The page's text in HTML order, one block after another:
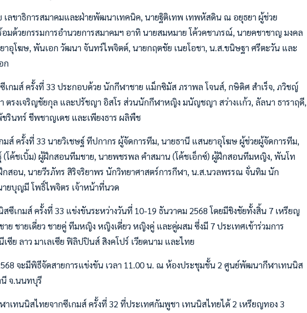
ลขาธิการสมาคมและฝ่ายพัฒนาเทคนิค, นายฐิติเทพ เทพหัสดิน ณ อยุธยา ผู้ช่วย
อมด้วยกรรมการอำนวยการสมาคมฯ อาทิ นายสมหมาย โค้วคชาภรณ์, นายคชาชาญ มงคล
าอุโฆษ, พันเอก วัฒนา จันทร์ไพจิตต์, นายกฤตชัย เนยโอชา, น.ส.ขนิษฐา ศรีตะวัน และ
ก
กมส์ ครั้งที่ 33 ประกอบด้วย นักกีฬาชาย แม็กซิมัส ภราพล โจนส์, กษิดิศ สำเร็จ, ภวิชญ์
ตรงเจริญชัยกุล และปรัชญา อิสโร ส่วนนักกีฬาหญิง มนัญชญา สว่างเเก้ว, ลัลนา ธาราฤดี,
รินทร์ ชีพชาญเดช และเพียงธาร ผลิพืช
ส์ ครั้งที่ 33 นายวิเชษฐ์ ทีปกากร ผู้จัดการทีม, นายธานี แสนยาอุโฆษ ผู้ช่วยผู้จัดการทีม,
(โค้ชเบิ้ม) ผู้ฝึกสอนทีมชาย, นายพชรพล คำสมาน (โค้ชเอ็กซ์) ผู้ฝึกสอนทีมหญิง, พันโท
กสอน, นายวีรภัทร สิริจริยาพร นักวิทยาศาสตร์การกีฬา, น.ส.นวลพรรณ จั่นทิม นัก
ยบุญมี โพธิ์ไพจิตร เจ้าหน้าที่นวด
ซีเกมส์ ครั้งที่ 33 แข่งขันระหว่างวันที่ 10-19 ธันวาคม 2568 โดยมีชิงชัยทั้งสิ้น 7 เหรียญ
ย ชายเดี่ยว ชายคู่ ทีมหญิง หญิงเดี่ยว หญิงคู่ และคู่ผสม ซึ่งมี 7 ประเทศเข้าร่วมการ
ซีย ลาว มาเลเซีย ฟิลิปปินส์ สิงคโปร์ เวียดนาม และไทย
จะมีพิธีจัดสายการแข่งขัน เวลา 11.00 น. ณ ห้องประชุมชั้น 2 ศูนย์พัฒนากีฬาเทนนิส
นี จ.นนทบุรี
าเทนนิสไทยจากซีเกมส์ ครั้งที่ 32 ที่ประเทศกัมพูชา เทนนิสไทยได้ 2 เหรียญทอง 3